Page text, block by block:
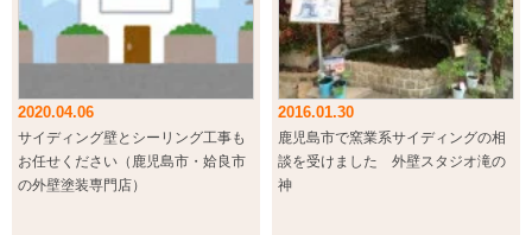
2020.04.06
サイディング壁とシーリング工事も
お任せください（鹿児島市・姶良市
の外壁塗装専門店）
2016.01.30
鹿児島市で窯業系サイディングの相
談を受けました 外壁スタジオ滝の
神